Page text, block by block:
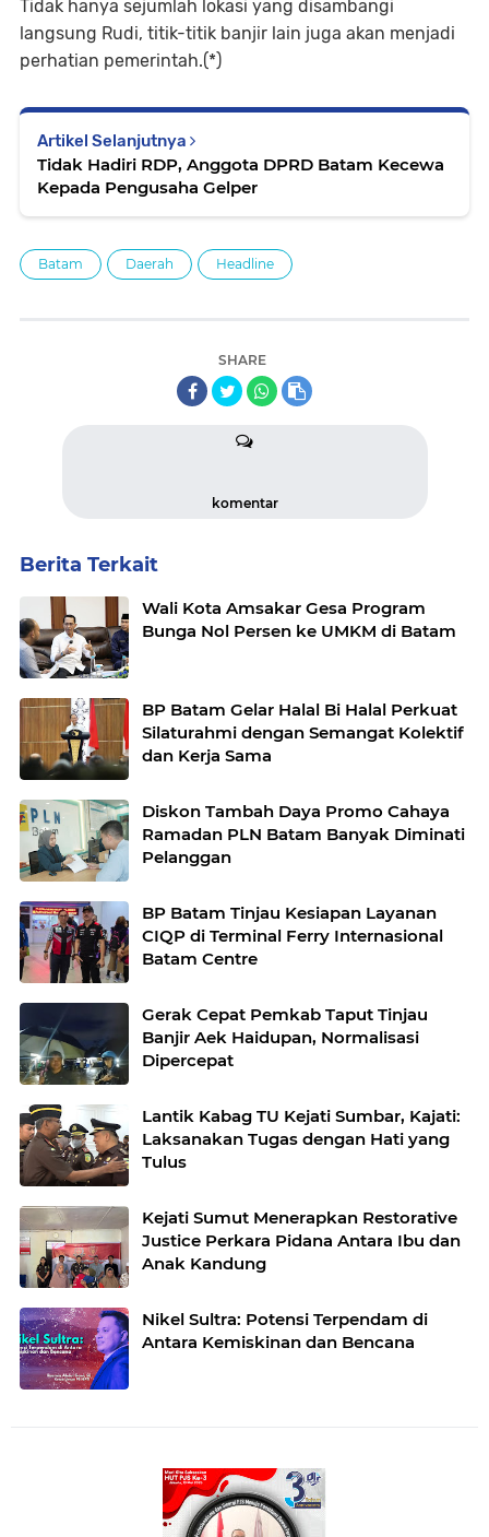
Tidak hanya sejumlah lokasi yang disambangi
langsung Rudi, titik-titik banjir lain juga akan menjadi
perhatian pemerintah.(*)
Artikel Selanjutnya
Tidak Hadiri RDP, Anggota DPRD Batam Kecewa
Kepada Pengusaha Gelper
Batam Daerah Headline
SHARE
komentar
Berita Terkait
Wali Kota Amsakar Gesa Program
Bunga Nol Persen ke UMKM di Batam
BP Batam Gelar Halal Bi Halal Perkuat
Silaturahmi dengan Semangat Kolektif
dan Kerja Sama
Diskon Tambah Daya Promo Cahaya
Ramadan PLN Batam Banyak Diminati
Pelanggan
BP Batam Tinjau Kesiapan Layanan
CIQP di Terminal Ferry Internasional
Batam Centre
Gerak Cepat Pemkab Taput Tinjau
Banjir Aek Haidupan, Normalisasi
Dipercepat
Lantik Kabag TU Kejati Sumbar, Kajati:
Laksanakan Tugas dengan Hati yang
Tulus
Kejati Sumut Menerapkan Restorative
Justice Perkara Pidana Antara Ibu dan
Anak Kandung
Nikel Sultra: Potensi Terpendam di
Antara Kemiskinan dan Bencana